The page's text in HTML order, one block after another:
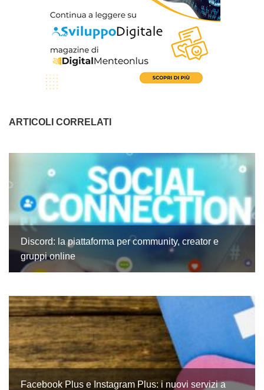
ARTICOLI CORRELATI
Discord: la piattaforma per community, creator e
gruppi online
Facebook Plus e Instagram Plus: i nuovi servizi a